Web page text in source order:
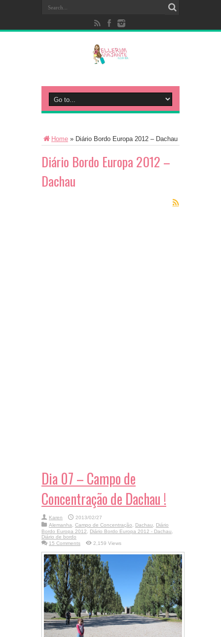
Home » Diário Bordo Europa 2012 – Dachau
Diário Bordo Europa 2012 –
Dachau
Dia 07 – Campo de
Concentração de Dachau !
Karen
2013/02/27
Alemanha, Campo de Concentração, Dachau, Diário
Bordo Europa 2012, Diário Bordo Europa 2012 - Dachau,
Diário de bordo
15 Comments
2,159 Views